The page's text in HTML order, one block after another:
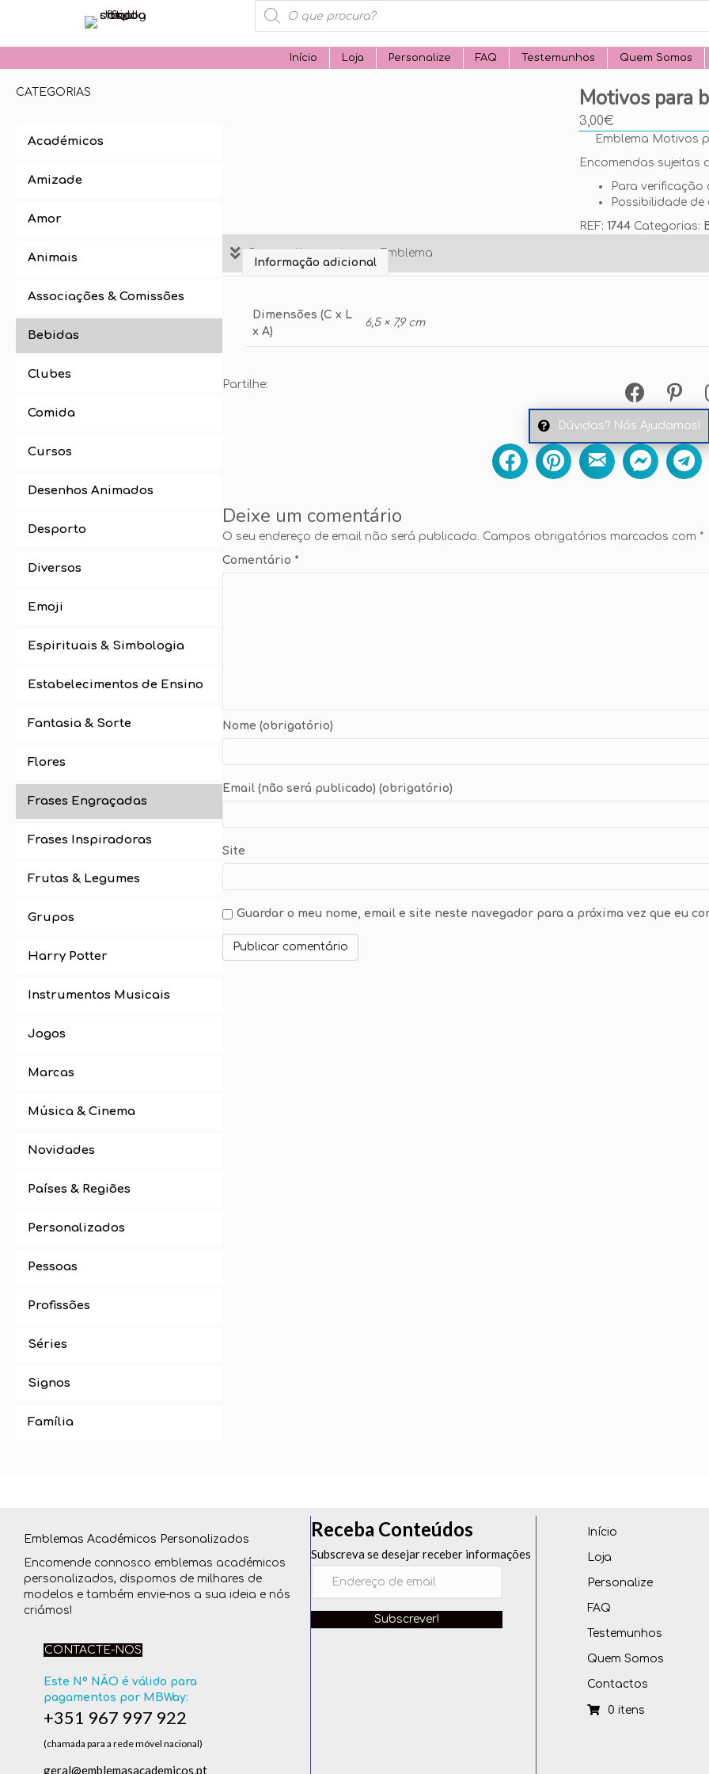
Products
search
Início Loja Personalize FAQ Testemunhos Quem Somos
CATEGORIAS
Académicos
Amizade
Amor
Animais
Associações & Comissões
Bebidas
Clubes
Comida
Cursos
Desenhos Animados
Desporto
Diversos
Emoji
Espirituais & Simbologia
Estabelecimentos de Ensino
Fantasia & Sorte
Flores
Frases Engraçadas
Frases Inspiradoras
Frutas & Legumes
Grupos
Harry Potter
Instrumentos Musicais
Jogos
Marcas
Música & Cinema
Novidades
Países & Regiões
Personalizados
Pessoas
Profissões
Séries
Signos
Família
Motivos para
3,00€
Emblema Motivos
Encomendas sujeitas
Para verificação
Possibilidade
REF:1744 Categorias:
Personalize aqui o seu Emblema
Informação adicional
Dimensões (C x L
x A)
6,5 × 7,9 cm
Partilhe:
Dúvidas? Nós Ajudamos!
Deixe um comentário
O seu endereço de email não será publicado. Campos obrigatórios marcados com *
Comentário *
Nome (obrigatório)
Email (não será publicado) (obrigatório)
Site
Guardar o meu nome, email e site neste navegador para a próxima vez que eu
Emblemas Académicos Personalizados
Encomende connosco emblemas académicos
personalizados, dispomos de milhares de
modelos e também envie-nos a sua ideia e nós
criámos!
CONTACTE-NOS
Este Nº NÃO é válido para
pagamentos por MBWay:
+351 967 997 922
(chamada para a rede móvel nacional)
geral@emblemasacademicos.pt
Receba Conteúdos
Subscreva se desejar receber informações
Subscrever!
Início
Loja
Personalize
FAQ
Testemunhos
Quem Somos
Contactos
0 itens